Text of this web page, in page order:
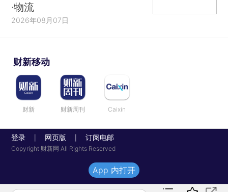
·物流
2026年08月07日
财新移动
财新 财新周刊 Caixin
登录 网页版 订阅电邮
Copyright 财新网 All Rights Reserved
App 内打开